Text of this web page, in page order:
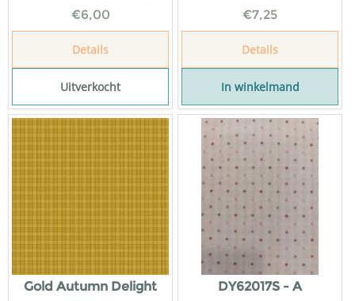
€6,00
Details
Uitverkocht
€7,25
Details
In winkelmand
Gold Autumn Delight
DY62017S - A